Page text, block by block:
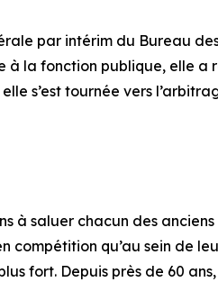
par intérim du Bureau
la fonction publique, elle
s’est tournée vers
à saluer chacun des
compétition qu’au sein de
fort. Depuis près de 60